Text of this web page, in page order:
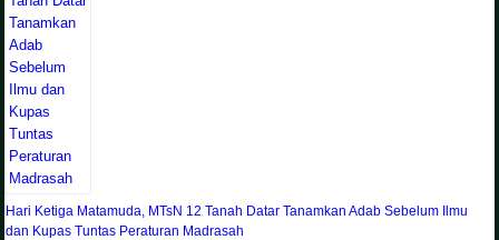
Hari Ketiga Matamuda, MTsN 12 Tanah Datar Tanamkan Adab Sebelum Ilmu
dan Kupas Tuntas Peraturan Madrasah